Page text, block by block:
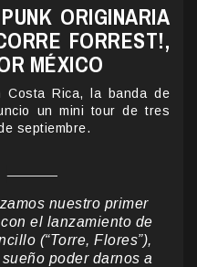
ORIGINARIA
FORREST!,
MÉXICO
Costa Rica, la banda de
un mini tour de tres
septiembre.
nuestro primer
el lanzamiento de
(“Torre, Flores”),
poder darnos a